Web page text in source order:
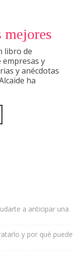
mejores
libro de
y
y anécdotas
ha
a anticipar una
y por qué puede